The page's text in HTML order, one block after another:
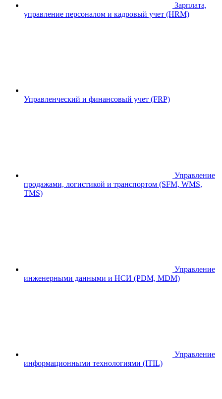
Зарплата,
управление персоналом и кадровый учет (HRM)
Управленческий и финансовый учет (FRP)
Управление
продажами, логистикой и транспортом (SFM, WMS,
TMS)
Управление
инженерными данными и НСИ (PDM, MDM)
Управление
информационными технологиями (ITIL)